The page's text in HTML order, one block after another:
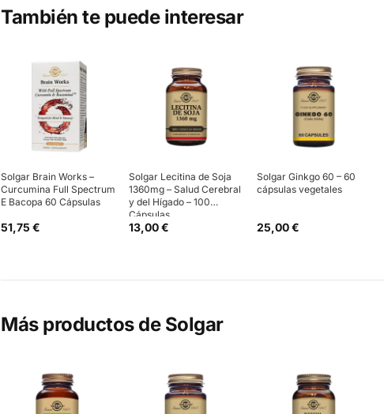
También te puede interesar
Solgar Brain Works –
Curcumina Full Spectrum
E Bacopa 60 Cápsulas
51,75 €
Solgar Lecitina de Soja
1360mg – Salud Cerebral
y del Hígado – 100
Cápsulas
13,00 €
Solgar Ginkgo 60 – 60
cápsulas vegetales
25,00 €
Más productos de Solgar